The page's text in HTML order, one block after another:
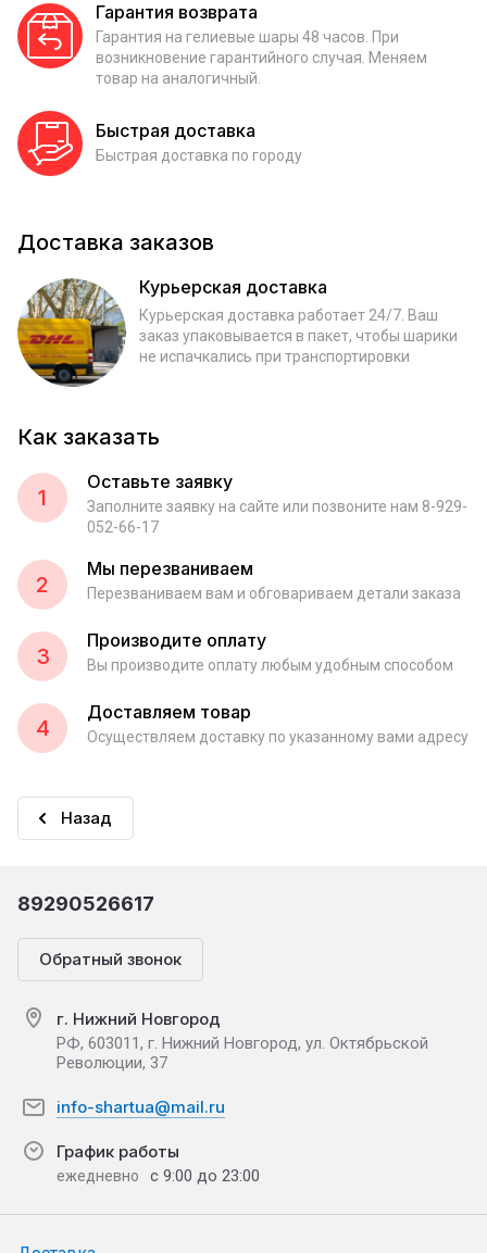
Гарантия возврата
Гарантия на гелиевые шары 48 часов. При
возникновение гарантийного случая. Меняем
товар на аналогичный.
Быстрая доставка
Быстрая доставка по городу
Доставка заказов
Курьерская доставка
Курьерская доставка работает 24/7. Ваш
заказ упаковывается в пакет, чтобы шарики
не испачкались при транспортировки
Как заказать
1
Оставьте заявку
Заполните заявку на сайте или позвоните нам 8-929-
052-66-17
2
Мы перезваниваем
Перезваниваем вам и обговариваем детали заказа
3
Производите оплату
Вы производите оплату любым удобным способом
4
Доставляем товар
Осуществляем доставку по указанному вами адресу
Назад
89290526617
Обратный звонок
г. Нижний Новгород
РФ, 603011, г. Нижний Новгород, ул. Октябрьской
Революции, 37
info-shartua@mail.ru
График работы
ежедневно с 9:00 до 23:00